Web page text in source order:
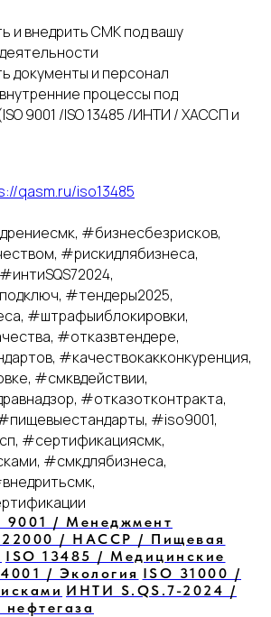
и внедрить СМК под вашу
документы и персонал
процессы под
9001 /ISO 13485 /ИНТИ / ХАССП и
qasm.ru/iso13485
#бизнесбезрисков,
#рискидлябизнеса,
#тендеры2025,
#штрафыиблокировки,
#отказвтендере,
#качествокакконкуренция,
#смквдействии,
#отказотконтракта,
#iso9001,
#сертификациясмк,
#смкдлябизнеса,
9001 / Менеджмент
/ HACCP / Пищевая
ISO 13485 / Медицинские
/ Экология ISO 31000 /
ИНТИ S.QS.7-2024 /
персональных